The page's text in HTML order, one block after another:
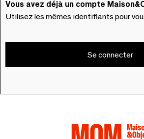
Vous avez déjà un compte
Utilisez les mêmes identifiants pour
Se connecter